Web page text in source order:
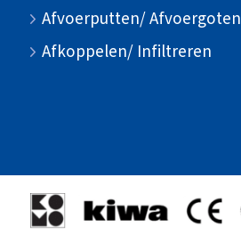
Afvoerputten/ Afvoergoten
Afkoppelen/ Infiltreren